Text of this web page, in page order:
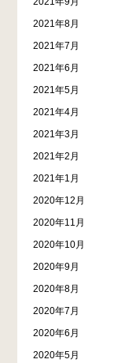
2021年8月
2021年7月
2021年6月
2021年5月
2021年4月
2021年3月
2021年2月
2021年1月
2020年12月
2020年11月
2020年10月
2020年9月
2020年8月
2020年7月
2020年6月
2020年5月